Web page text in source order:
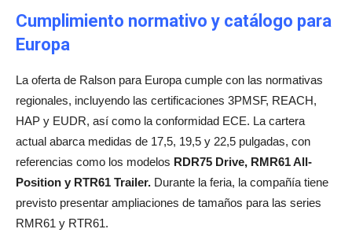
Cumplimiento normativo y catálogo para
Europa
La oferta de Ralson para Europa cumple con las normativas
regionales, incluyendo las certificaciones 3PMSF, REACH,
HAP y EUDR, así como la conformidad ECE. La cartera
actual abarca medidas de 17,5, 19,5 y 22,5 pulgadas, con
referencias como los modelos RDR75 Drive, RMR61 All-
Position y RTR61 Trailer. Durante la feria, la compañía tiene
previsto presentar ampliaciones de tamaños para las series
RMR61 y RTR61.